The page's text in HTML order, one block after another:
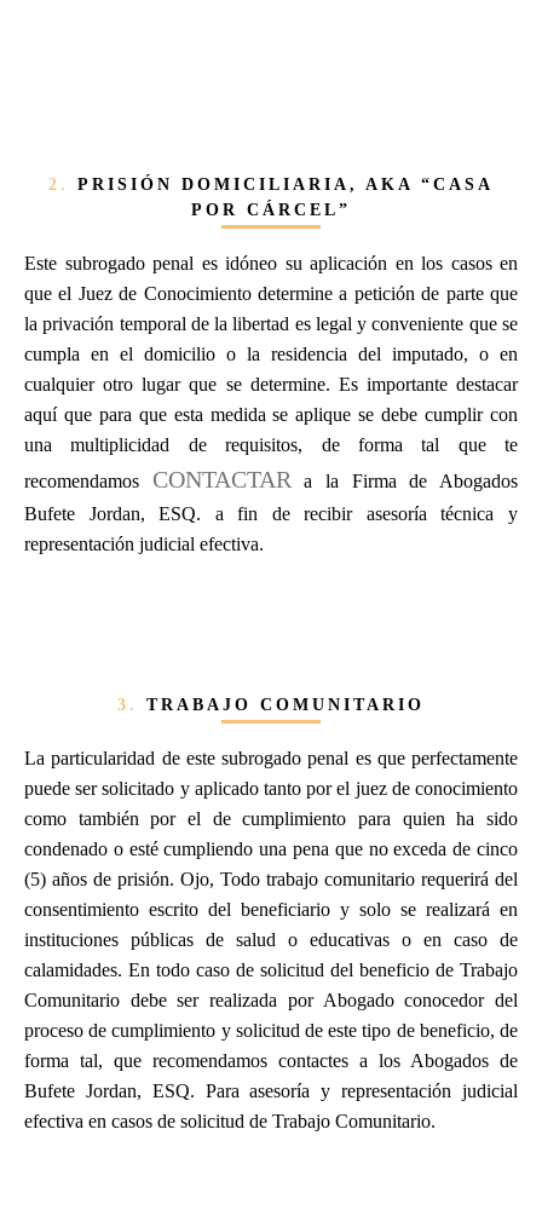
2. PRISIÓN DOMICILIARIA, AKA “CASA
POR CÁRCEL”
Este subrogado penal es idóneo su aplicación en los casos en
que el Juez de Conocimiento determine a petición de parte que
la privación temporal de la libertad es legal y conveniente que se
cumpla en el domicilio o la residencia del imputado, o en
cualquier otro lugar que se determine. Es importante destacar
aquí que para que esta medida se aplique se debe cumplir con
una multiplicidad de requisitos, de forma tal que te
recomendamos CONTACTAR a la Firma de Abogados
Bufete Jordan, ESQ. a fin de recibir asesoría técnica y
representación judicial efectiva.
3. TRABAJO COMUNITARIO
La particularidad de este subrogado penal es que perfectamente
puede ser solicitado y aplicado tanto por el juez de conocimiento
como también por el de cumplimiento para quien ha sido
condenado o esté cumpliendo una pena que no exceda de cinco
(5) años de prisión. Ojo, Todo trabajo comunitario requerirá del
consentimiento escrito del beneficiario y solo se realizará en
instituciones públicas de salud o educativas o en caso de
calamidades. En todo caso de solicitud del beneficio de Trabajo
Comunitario debe ser realizada por Abogado conocedor del
proceso de cumplimiento y solicitud de este tipo de beneficio, de
forma tal, que recomendamos contactes a los Abogados de
Bufete Jordan, ESQ. Para asesoría y representación judicial
efectiva en casos de solicitud de Trabajo Comunitario.